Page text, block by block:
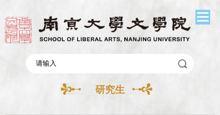
研究生